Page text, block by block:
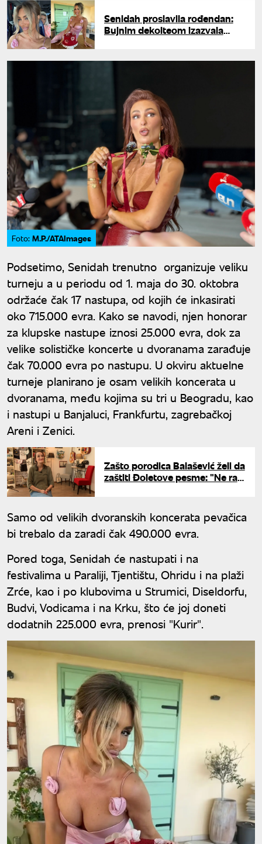
Senidah proslavila rođendan:
Bujnim dekolteom izazvala
Foto: M.P./ATAImages
Podsetimo, Senidah trenutno organizuje veliku
turneju a u periodu od 1. maja do 30. oktobra
održaće čak 17 nastupa, od kojih će inkasirati
oko 715.000 evra. Kako se navodi, njen honorar
za klupske nastupe iznosi 25.000 evra, dok za
velike solističke koncerte u dvoranama zarađuje
čak 70.000 evra po nastupu. U okviru aktuelne
turneje planirano je osam velikih koncerata u
dvoranama, među kojima su tri u Beogradu, kao
i nastupi u Banjaluci, Frankfurtu, zagrebačkoj
Areni i Zenici.
Zašto porodica Balašević želi da
zaštiti Đoletove pesme: "Ne radi
Samo od velikih dvoranskih koncerata pevačica
bi trebalo da zaradi čak 490.000 evra.
Pored toga, Senidah će nastupati i na
festivalima u Paraliji, Tjentištu, Ohridu i na plaži
Zrće, kao i po klubovima u Strumici, Diseldorfu,
Budvi, Vodicama i na Krku, što će joj doneti
dodatnih 225.000 evra, prenosi "Kurir".